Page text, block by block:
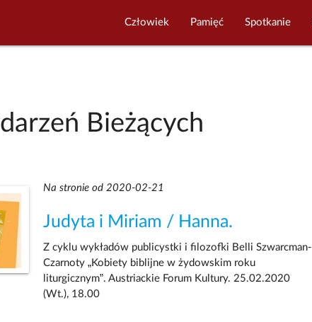
Człowiek Pamięć Spotkanie
Bieżących
Na stronie od 2020-02-21
Judyta i Miriam / Hanna.
Z cyklu wykładów publicystki i filozofki Belli Szwarcman-
Czarnoty „Kobiety biblijne w żydowskim roku
liturgicznym”. Austriackie Forum Kultury. 25.02.2020
(Wt.), 18.00